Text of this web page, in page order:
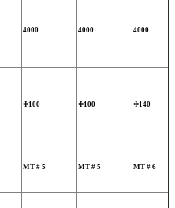
4000 4000 4000
Φ100 Φ100 Φ140
MT # 5 MT # 5 MT # 6